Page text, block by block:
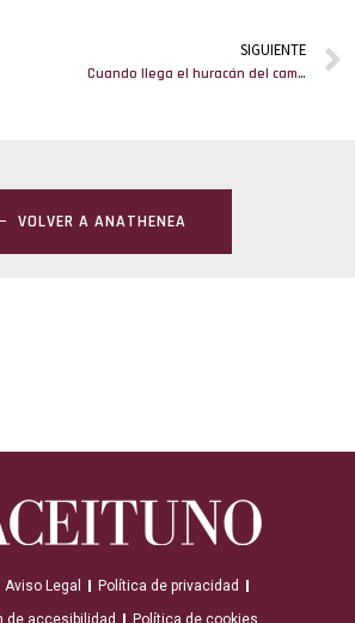
SIGUIENTE
Cuando llega el huracán del cambio
VOLVER A ANATHENEA
Aviso Legal
Política de privacidad
de accesibilidad
Política de cookies